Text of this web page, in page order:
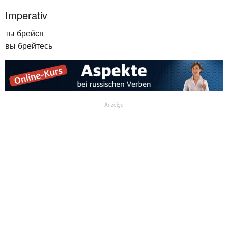
Imperativ
ты брейся
вы брейтесь
Anzeige